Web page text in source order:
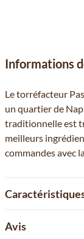
Informations
Le torréfacteur
un quartier de
traditionnelle est
meilleurs
commandes avec
Avis